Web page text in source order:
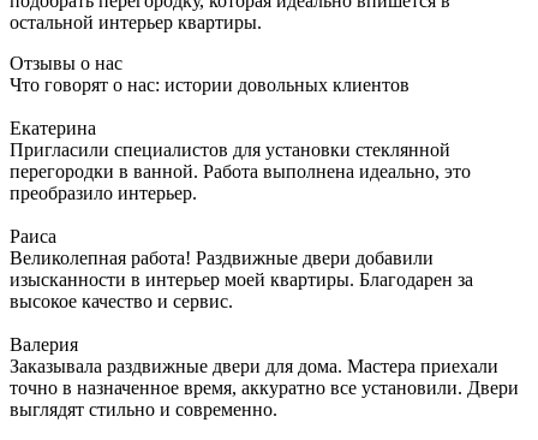
остальной интерьер квартиры.
Отзывы о нас
Что говорят о нас: истории довольных клиентов
Екатерина
Пригласили специалистов для установки стеклянной
перегородки в ванной. Работа выполнена идеально, это
преобразило интерьер.
Раиса
Великолепная работа! Раздвижные двери добавили
изысканности в интерьер моей квартиры. Благодарен за
высокое качество и сервис.
Валерия
Заказывала раздвижные двери для дома. Мастера приехали
точно в назначенное время, аккуратно все установили. Двери
выглядят стильно и современно.